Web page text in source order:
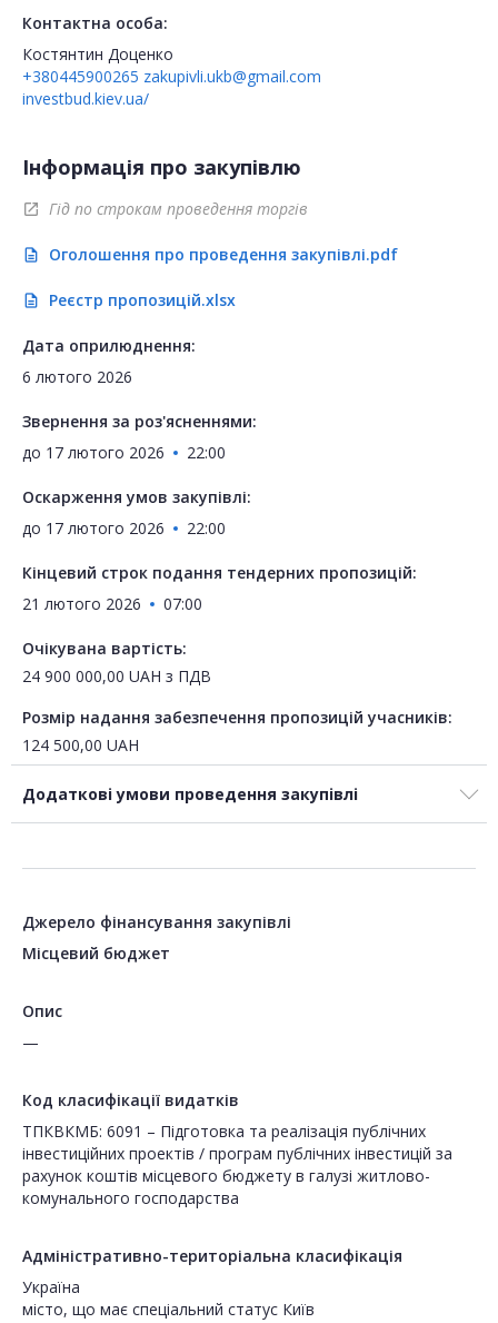
Контактна особа:
Костянтин Доценко
+380445900265 zakupivli.ukb@gmail.com
investbud.kiev.ua/
Інформація про закупівлю
open_in_new Гід по строкам проведення торгів
description Оголошення про проведення закупівлі.pdf
description Реєстр пропозицій.xlsx
Дата оприлюднення:
6 лютого 2026
Звернення за роз'ясненнями:
до 17 лютого 2026 22:00
Оскарження умов закупівлі:
до 17 лютого 2026 22:00
Кінцевий строк подання тендерних пропозицій:
21 лютого 2026
07:00
Очікувана вартість:
24 900 000,00 UAH з ПДВ
Розмір надання забезпечення пропозицій учасників:
124 500,00 UAH
Додаткові умови проведення закупівлі
Джерело фінансування закупівлі
Місцевий бюджет
Опис
—
Код класифікації видатків
ТПКВКМБ: 6091 – Підготовка та реалізація публічних
інвестиційних проектів / програм публічних інвестицій за
рахунок коштів місцевого бюджету в галузі житлово-
комунального господарства
Адміністративно-територіальна класифікація
Україна
місто, що має спеціальний статус Київ